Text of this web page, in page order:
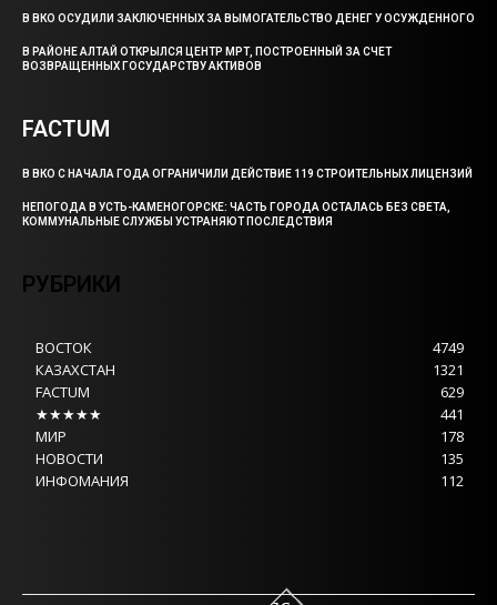
В ВКО ОСУДИЛИ ЗАКЛЮЧЕННЫХ ЗА ВЫМОГАТЕЛЬСТВО ДЕНЕГ У ОСУЖДЕННОГО
В РАЙОНЕ АЛТАЙ ОТКРЫЛСЯ ЦЕНТР МРТ, ПОСТРОЕННЫЙ ЗА СЧЕТ
ВОЗВРАЩЕННЫХ ГОСУДАРСТВУ АКТИВОВ
FACTUM
В ВКО С НАЧАЛА ГОДА ОГРАНИЧИЛИ ДЕЙСТВИЕ 119 СТРОИТЕЛЬНЫХ ЛИЦЕНЗИЙ
НЕПОГОДА В УСТЬ-КАМЕНОГОРСКЕ: ЧАСТЬ ГОРОДА ОСТАЛАСЬ БЕЗ СВЕТА,
КОММУНАЛЬНЫЕ СЛУЖБЫ УСТРАНЯЮТ ПОСЛЕДСТВИЯ
РУБРИКИ
ВОСТОК
4749
КАЗАХСТАН
1321
FACTUM
629
★★★★★
441
МИР
178
НОВОСТИ
135
ИНФОМАНИЯ
112